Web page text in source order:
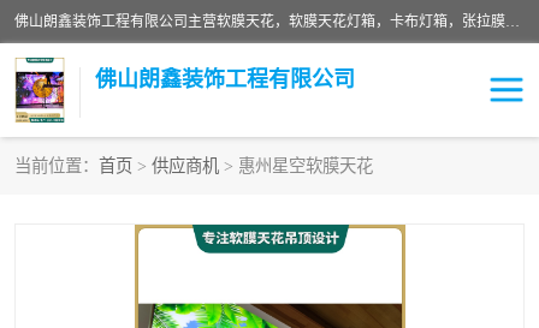
佛山朗鑫装饰工程有限公司主营软膜天花，软膜天花灯箱，卡布灯箱，张拉膜等产品，价格实惠，支持定制；公司专业装饰铺面，家居，会展特装，软膜等工程，技能精良人员，安装快、价格合理，质量保证、热诚与各方有识人士合作，欢迎新老客户来电咨询。
佛山朗鑫装饰工程有限公司
当前位置： 首页 > 供应商机 > 惠州星空软膜天花